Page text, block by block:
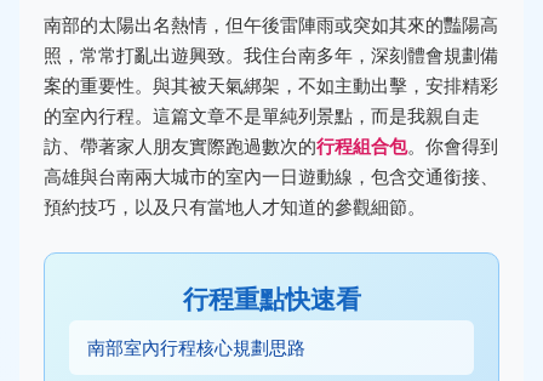
南部的太陽出名熱情，但午後雷陣雨或突如其來的豔陽高
照，常常打亂出遊興致。我住台南多年，深刻體會規劃備
案的重要性。與其被天氣綁架，不如主動出擊，安排精彩
的室內行程。這篇文章不是單純列景點，而是我親自走
訪、帶著家人朋友實際跑過數次的行程組合包。你會得到
高雄與台南兩大城市的室內一日遊動線，包含交通銜接、
預約技巧，以及只有當地人才知道的參觀細節。
行程重點快速看
南部室內行程核心規劃思路